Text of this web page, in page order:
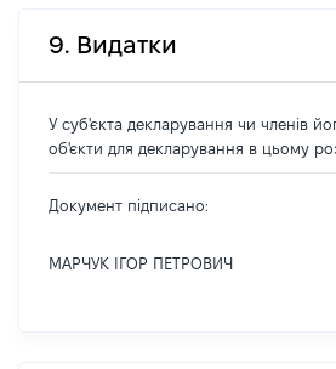
9. Видатки
У суб'єкта декларування чи членів
об'єкти для декларування в цьому
Документ підписано:
МАРЧУК ІГОР ПЕТРОВИЧ